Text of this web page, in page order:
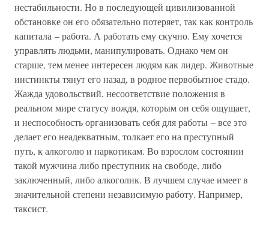
нестабильности. Но в последующей цивилизованной
обстановке он его обязательно потеряет, так как контроль
капитала – работа. А работать ему скучно. Ему хочется
управлять людьми, манипулировать. Однако чем он
старше, тем менее интересен людям как лидер. Животные
инстинкты тянут его назад, в родное первобытное стадо.
Жажда удовольствий, несоответствие положения в
реальном мире статусу вождя, которым он себя ощущает,
и неспособность организовать себя для работы – все это
делает его неадекватным, толкает его на преступный
путь, к алкоголю и наркотикам. Во взрослом состоянии
такой мужчина либо преступник на свободе, либо
заключенный, либо алкоголик. В лучшем случае имеет в
значительной степени независимую работу. Например,
таксист.